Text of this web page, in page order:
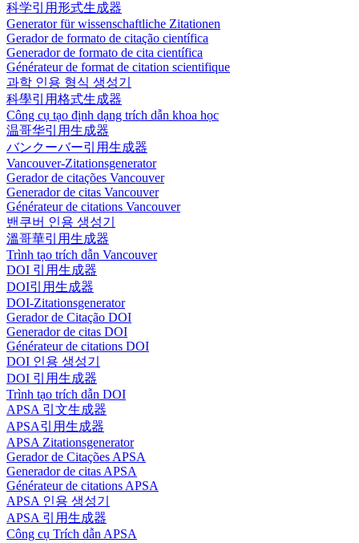
科学引用形式生成器
Generator für wissenschaftliche Zitationen
Gerador de formato de citação científica
Generador de formato de cita científica
Générateur de format de citation scientifique
과학 인용 형식 생성기
科學引用格式生成器
Công cụ tạo định dạng trích dẫn khoa học
温哥华引用生成器
バンクーバー引用生成器
Vancouver-Zitationsgenerator
Gerador de citações Vancouver
Generador de citas Vancouver
Générateur de citations Vancouver
밴쿠버 인용 생성기
溫哥華引用生成器
Trình tạo trích dẫn Vancouver
DOI 引用生成器
DOI引用生成器
DOI-Zitationsgenerator
Gerador de Citação DOI
Generador de citas DOI
Générateur de citations DOI
DOI 인용 생성기
DOI 引用生成器
Trình tạo trích dẫn DOI
APSA 引文生成器
APSA引用生成器
APSA Zitationsgenerator
Gerador de Citações APSA
Generador de citas APSA
Générateur de citations APSA
APSA 인용 생성기
APSA 引用生成器
Công cụ Trích dẫn APSA